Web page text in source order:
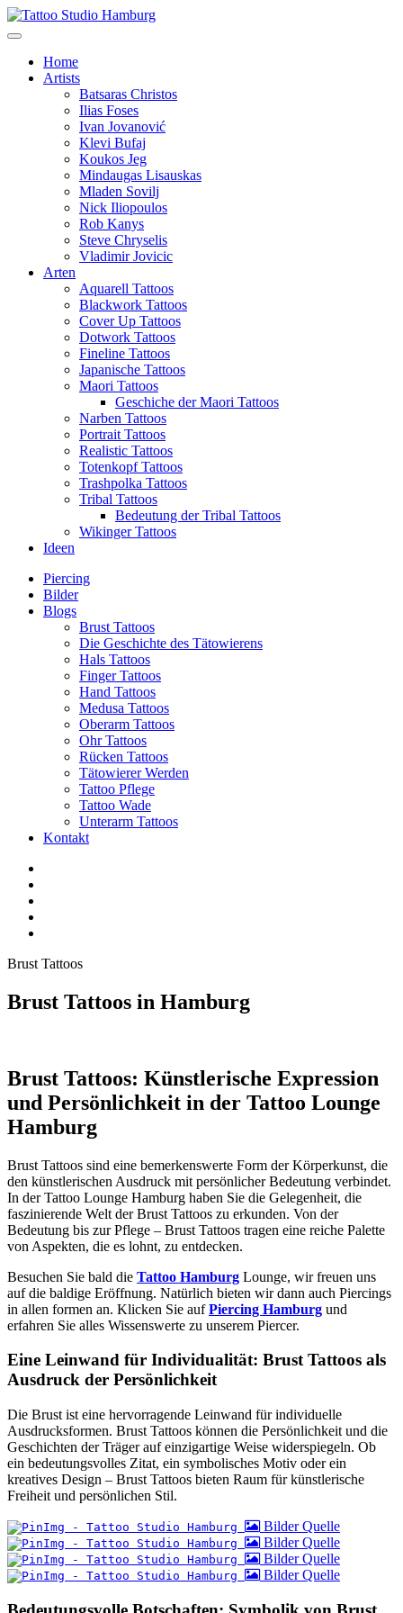
Home
Artists
Batsaras Christos
Ilias Foses
Ivan Jovanović
Klevi Bufaj
Koukos Jeg
Mindaugas Lisauskas
Mladen Sovilj
Nick Iliopoulos
Rob Kanys
Steve Chryselis
Vladimir Jovicic
Arten
Aquarell Tattoos
Blackwork Tattoos
Cover Up Tattoos
Dotwork Tattoos
Fineline Tattoos
Japanische Tattoos
Maori Tattoos
Geschiche der Maori Tattoos
Narben Tattoos
Portrait Tattoos
Realistic Tattoos
Totenkopf Tattoos
Trashpolka Tattoos
Tribal Tattoos
Bedeutung der Tribal Tattoos
Wikinger Tattoos
Ideen
Piercing
Bilder
Blogs
Brust Tattoos
Die Geschichte des Tätowierens
Hals Tattoos
Finger Tattoos
Hand Tattoos
Medusa Tattoos
Oberarm Tattoos
Ohr Tattoos
Rücken Tattoos
Tätowierer Werden
Tattoo Pflege
Tattoo Wade
Unterarm Tattoos
Kontakt
Brust Tattoos
Brust Tattoos in Hamburg
Brust Tattoos: Künstlerische Expression
und Persönlichkeit in der Tattoo Lounge
Hamburg
Brust Tattoos sind eine bemerkenswerte Form der Körperkunst, die
den künstlerischen Ausdruck mit persönlicher Bedeutung verbindet.
In der Tattoo Lounge Hamburg haben Sie die Gelegenheit, die
faszinierende Welt der Brust Tattoos zu erkunden. Von der
Bedeutung bis zur Pflege – Brust Tattoos tragen eine reiche Palette
von Aspekten, die es lohnt, zu entdecken.
Besuchen Sie bald die Tattoo Hamburg Lounge, wir freuen uns
auf die baldige Eröffnung. Natürlich bieten wir dann auch Piercings
in allen formen an. Klicken Sie auf Piercing Hamburg und
erfahren Sie alles Wissenswerte zu unserem Piercer.
Eine Leinwand für Individualität: Brust Tattoos als
Ausdruck der Persönlichkeit
Die Brust ist eine hervorragende Leinwand für individuelle
Ausdrucksformen. Brust Tattoos können die Persönlichkeit und die
Geschichten der Träger auf einzigartige Weise widerspiegeln. Ob
ein bedeutungsvolles Zitat, ein symbolisches Motiv oder ein
kreatives Design – Brust Tattoos bieten Raum für künstlerische
Freiheit und persönlichen Stil.
Bilder Quelle
Bilder Quelle
Bilder Quelle
Bilder Quelle